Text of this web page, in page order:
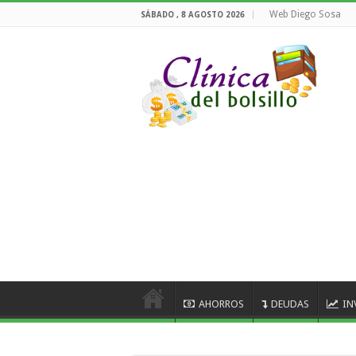
SÁBADO , 8 AGOSTO 2026 Web Diego Sosa
AHORROS DEUDAS